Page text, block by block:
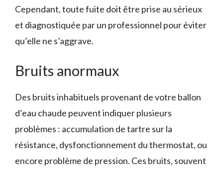
Cependant, toute fuite doit être prise au sérieux
et diagnostiquée par un professionnel pour éviter
qu’elle ne s’aggrave.
Bruits anormaux
Des bruits inhabituels provenant de votre ballon
d’eau chaude peuvent indiquer plusieurs
problèmes : accumulation de tartre sur la
résistance, dysfonctionnement du thermostat, ou
encore problème de pression. Ces bruits, souvent